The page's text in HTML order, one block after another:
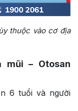
thuộc vào cơ địa
– Otosan
6 tuổi và người